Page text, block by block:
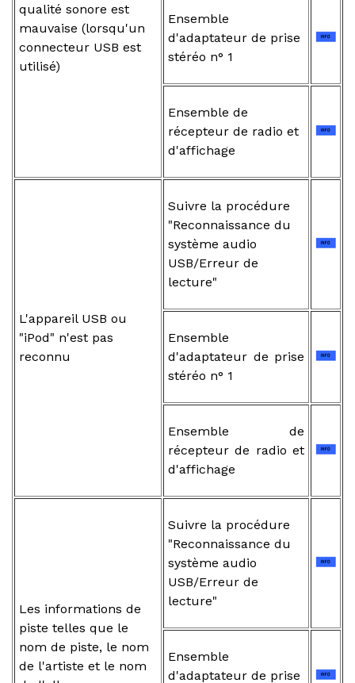
qualité sonore est
mauvaise (lorsqu'un
connecteur USB est
utilisé)
Ensemble
d'adaptateur de prise
stéréo n° 1
Ensemble de
récepteur de radio et
d'affichage
L'appareil USB ou
"iPod" n'est pas
reconnu
Suivre la procédure
"Reconnaissance du
système audio
USB/Erreur de
lecture"
Ensemble
d'adaptateur de prise
stéréo n° 1
Ensemble de
récepteur de radio et
d'affichage
Les informations de
piste telles que le
nom de piste, le nom
de l'artiste et le nom
Suivre la procédure
"Reconnaissance du
système audio
USB/Erreur de
lecture"
Ensemble
d'adaptateur de prise